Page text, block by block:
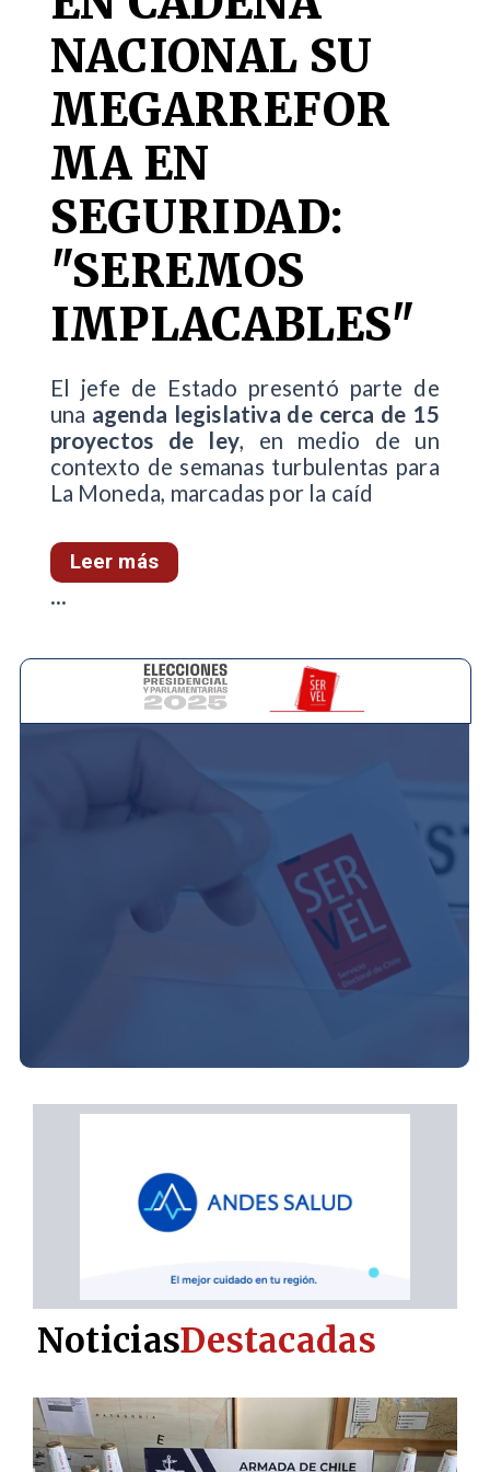
NACIONAL SU
MEGARREFOR
MA EN
SEGURIDAD:
"SEREMOS
IMPLACABLES"
El jefe de Estado presentó parte de
una agenda legislativa de cerca de 15
proyectos de ley, en medio de un
contexto de semanas turbulentas para
La Moneda, marcadas por la caíd
Leer más
...
NoticiasDestacadas